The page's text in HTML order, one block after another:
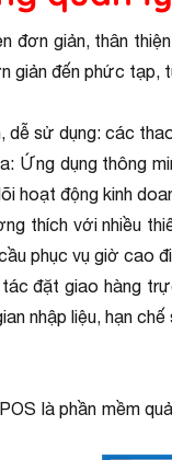
đơn giản, thân
giản đến phức tạp,
dễ sử dụng: các
Ứng dụng thông
hoạt động kinh
thích với nhiều
phục vụ giờ cao
đặt giao hàng
nhập liệu, hạn
là phần mềm